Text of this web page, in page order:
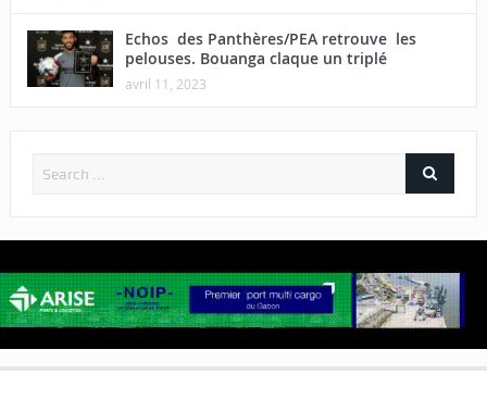
Echos des Panthères/PEA retrouve les
pelouses. Bouanga claque un triplé
avril 11, 2023